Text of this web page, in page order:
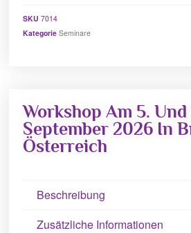
SKU7014
Kategorie Seminare
Workshop Am 5. Und
September 2026 In
Österreich
Beschreibung
Zusätzliche Informationen